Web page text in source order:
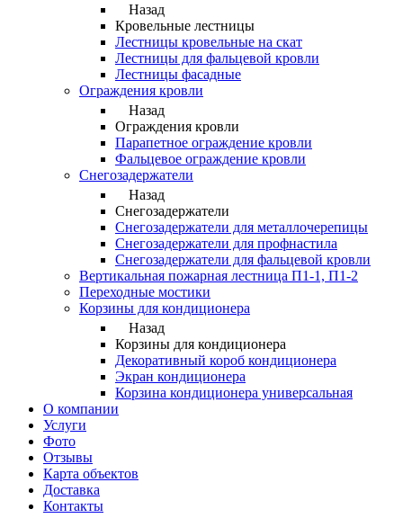
Назад
Кровельные лестницы
Лестницы кровельные на скат
Лестницы для фальцевой кровли
Лестницы фасадные
Ограждения кровли
Назад
Ограждения кровли
Парапетное ограждение кровли
Фальцевое ограждение кровли
Снегозадержатели
Назад
Снегозадержатели
Снегозадержатели для металлочерепицы
Снегозадержатели для профнастила
Снегозадержатели для фальцевой кровли
Вертикальная пожарная лестница П1-1, П1-2
Переходные мостики
Корзины для кондиционера
Назад
Корзины для кондиционера
Декоративный короб кондиционера
Экран кондиционера
Корзина кондиционера универсальная
О компании
Услуги
Фото
Отзывы
Карта объектов
Доставка
Контакты